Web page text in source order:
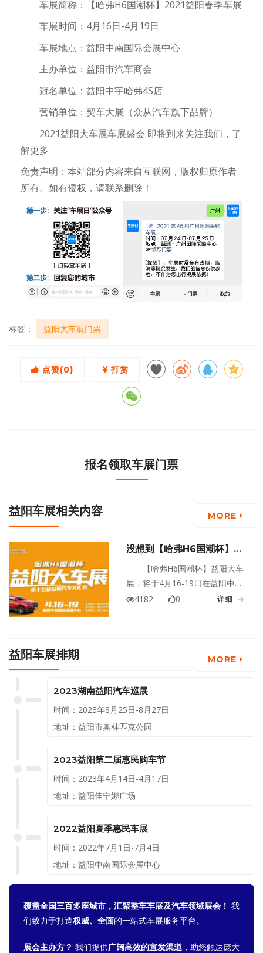
车展简称：【哈弗H6国潮杯】2021益阳春季车展
车展时间：4月16日-4月19日
车展地点：益阳中南国际会展中心
主办单位：益阳市汽车商会
冠名单位：益阳中宇哈弗4S店
营销单位：契车大展（众从汽车旗下品牌）
2021益阳大车展车展盛会 即将到来关注我们，了
解更多
免责声明：本站部分内容来自互联网，版权归原作者
所有。如有侵权，请联系删除！
标签： 益阳大车展门票
点赞(0) 打赏
报名领取车展门票
益阳车展相关内容 MORE
没想到【哈弗H6国潮杯】益
阳大车展门票，竟然藏了这么
多惊喜！
【哈弗H6国潮杯】益阳大车
展，将于4月16-19日在益阳中南
国际会展中心隆重举行！本届车
张普通的门票哦，它可是涵盖了
吧！
4182 0 详细
益阳车展排期 MORE
2023湖南益阳汽车巡展
时间：2023年8月25日-8月27日
地址：益阳市奥林匹克公园
2023益阳第二届惠民购车节
时间：2023年4月14日-4月17日
地址：益阳佳宁娜广场
2022益阳夏季惠民车展
时间：2022年7月1日-7月4日
地址：益阳中南国际会展中心
覆盖全国三百多座城市，汇聚整车车展及汽车领域展会！ 我
们致力于打造权威、全面的一站式车展服务平台。
展会主办方？ 我们提供广阔高效的宣发渠道 ，助您触达庞大